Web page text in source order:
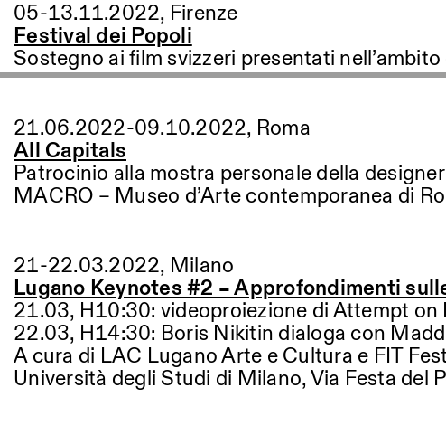
05-13.11.2022, Firenze
Festival dei Popoli
Sostegno ai film svizzeri presentati
21.06.2022-09.10.2022, Roma
All Capitals
Patrocinio alla mostra personale della
MACRO – Museo d’Arte contemporanea di
21-22.03.2022, Milano
Lugano Keynotes #2 – Approfondimenti
21.03, H10:30: videoproiezione di Attempt on
22.03, H14:30: Boris Nikitin dialoga con
A cura di LAC Lugano Arte e Cultura e FIT
Università degli Studi di Milano, Via Festa del